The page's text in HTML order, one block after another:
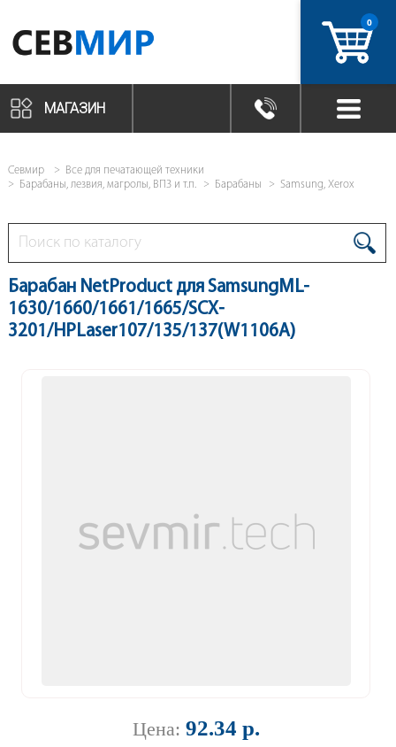
0
МАГАЗИН
Севмир
Все для печатающей техники
Барабаны, лезвия, магролы, ВПЗ и т.п.
Барабаны Samsung, Xerox
Барабан NetProduct для SamsungML-
1630/1660/1661/1665/SCX-
3201/HPLaser107/135/137(W1106A)
Цена: 92.34 р.